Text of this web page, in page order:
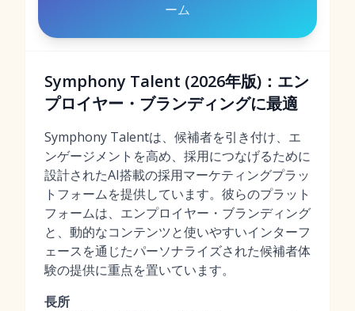
ーム
Symphony Talent (2026年版)：エン
プロイヤー・ブランディングに最適
Symphony Talentは、候補者を引き付け、エ
ンゲージメントを高め、採用につなげるために
設計されたAI搭載の採用マーケティングプラッ
トフォームを提供しています。彼らのプラット
フォームは、エンプロイヤー・ブランディング
と、動的なコンテンツと使いやすいインターフ
ェースを通じたパーソナライズされた候補者体
験の提供に重点を置いています。
長所